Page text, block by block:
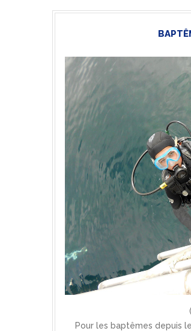
Pour les baptêmes depuis